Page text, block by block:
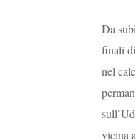
Da
finali
nel
vicina